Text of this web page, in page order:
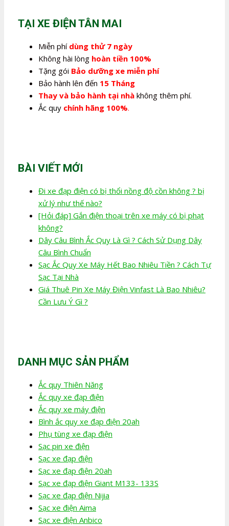
TẠI XE ĐIỆN TÂN MAI
Miễn phí dùng thử 7 ngày
Không hài lòng hoàn tiền 100%
Tặng gói Bảo dưỡng xe miễn phí
Bảo hành lên đến 15 Tháng
Thay và bảo hành tại nhà không thêm phí.
Ắc quy chính hãng 100%.
BÀI VIẾT MỚI
Đi xe đạp điện có bị thổi nồng độ cồn không ? bị
xử lý như thế nào?
[Hỏi đáp] Gắn điện thoại trên xe máy có bị phạt
không?
Dây Câu Bình Ắc Quy Là Gì ? Cách Sử Dụng Dây
Câu Bình Chuẩn
Sạc Ắc Quy Xe Máy Hết Bao Nhiêu Tiền ? Cách Tự
Sạc Tại Nhà
Giá Thuê Pin Xe Máy Điện Vinfast Là Bao Nhiêu?
Cần Lưu Ý Gì ?
DANH MỤC SẢN PHẨM
Ắc quy Thiên Năng
Ắc quy xe đạp điện
Ắc quy xe máy điện
Bình ắc quy xe đạp điện 20ah
Phụ tùng xe đạp điện
Sạc pin xe điện
Sạc xe đạp điện
Sạc xe đạp điện 20ah
Sạc xe đạp điện Giant M133- 133S
Sạc xe đạp điện Nijia
Sạc xe điện Aima
Sạc xe điện Anbico